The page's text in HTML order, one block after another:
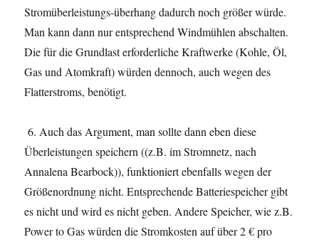
Stromüberleistungs-überhang dadurch noch größer würde.
Man kann dann nur entsprechend Windmühlen abschalten.
Die für die Grundlast erforderliche Kraftwerke (Kohle, Öl,
Gas und Atomkraft) würden dennoch, auch wegen des
Flatterstroms, benötigt.
6. Auch das Argument, man sollte dann eben diese
Überleistungen speichern ((z.B. im Stromnetz, nach
Annalena Bearbock)), funktioniert ebenfalls wegen der
Größenordnung nicht. Entsprechende Batteriespeicher gibt
es nicht und wird es nicht geben. Andere Speicher, wie z.B.
Power to Gas würden die Stromkosten auf über 2 € pro